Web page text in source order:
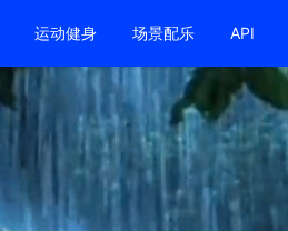
运动健身 场景配乐 API